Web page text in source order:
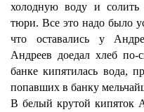
холодную воду и
тюри. Все это надо было
что оставались у
Андреев доедал хлеб по-
банке кипятилась вода,
попавших в банку
В белый крутой кипяток